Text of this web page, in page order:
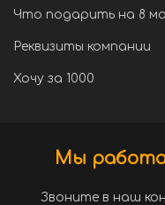
Что подарить на 8
Реквизиты компании
Хочу за 1000
Мы
Звоните в наш